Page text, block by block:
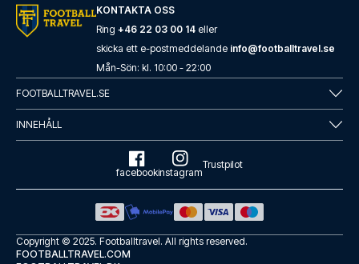
LÄS MER OM HOTELLET
KONTAKTA OSS
Ring +46 22 03 00 14 eller
skicka ett e-postmeddelande info@footballtravel.se
Mån-Sön: kl. 10:00 - 22:00
FOOTBALLTRAVEL.SE
INNEHÅLL
facebookinstagram
Trustpilot
Copyright © 2025. Footballtravel. All rights reserved.
FOOTBALLTRAVEL.COM